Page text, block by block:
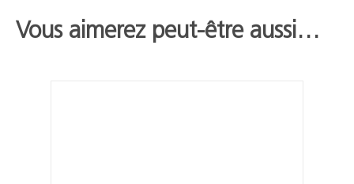
Vous aimerez peut-être aussi…